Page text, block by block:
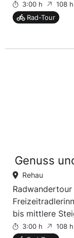
3:00 h 108
Rad-Tour
Genuss
Rehau
bis mittlere
3:00 h 108